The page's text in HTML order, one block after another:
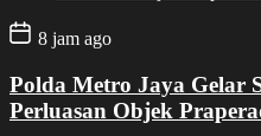
8 jam ago
Polda Metro Jaya Gelar
Perluasan Objek